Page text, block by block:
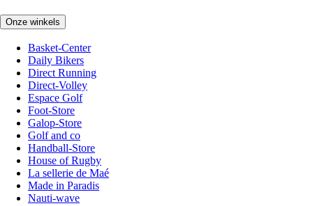
Onze winkels
Basket-Center
Daily Bikers
Direct Running
Direct-Volley
Espace Golf
Foot-Store
Galop-Store
Golf and co
Handball-Store
House of Rugby
La sellerie de Maé
Made in Paradis
Nauti-wave